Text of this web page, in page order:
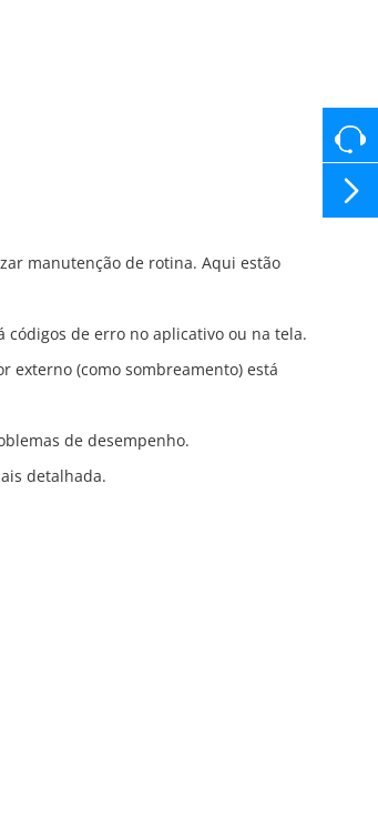
manutenção de rotina. Aqui estão
códigos de erro no aplicativo ou na tela.
externo (como sombreamento) está
de desempenho.
detalhada.
